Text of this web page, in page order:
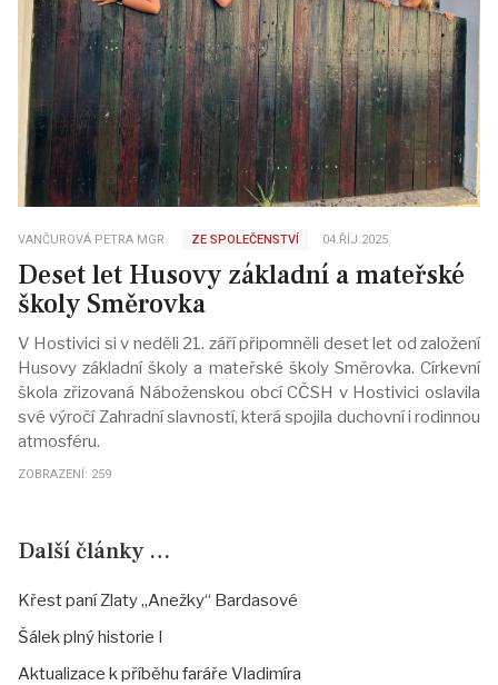
VANČUROVÁ PETRA MGR. ZE SPOLEČENSTVÍ 04.ŘÍJ.2025
Deset let Husovy základní a mateřské
školy Směrovka
V Hostivici si v neděli 21. září připomněli deset let od založení
Husovy základní školy a mateřské školy Směrovka. Církevní
škola zřizovaná Náboženskou obcí CČSH v Hostivici oslavila
své výročí Zahradní slavností, která spojila duchovní i rodinnou
atmosféru.
ZOBRAZENÍ: 259
Další články …
Křest paní Zlaty „Anežky“ Bardasové
Šálek plný historie I
Aktualizace k příběhu faráře Vladimíra